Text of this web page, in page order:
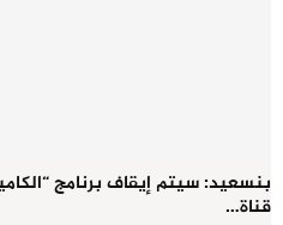
بنسعيد: سيتم إيقاف برنامج
قناة…